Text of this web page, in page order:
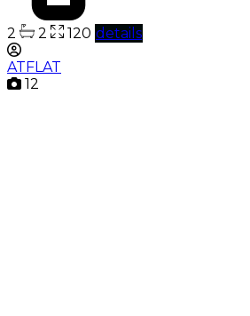
2 2 120 details
ATFLAT
12